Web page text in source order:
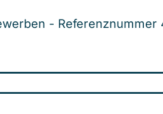
- Referenznummer